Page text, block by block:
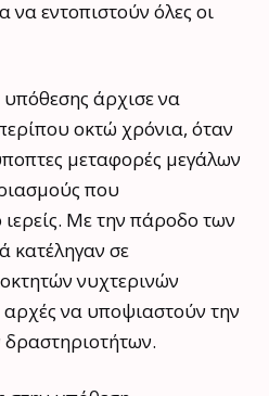
να εντοπιστούν όλες οι
άρχισε να
οκτώ χρόνια, όταν
μεταφορές μεγάλων
που
ιερείς. Με την πάροδο των
κατέληγαν σε
νυχτερινών
αρχές να υποψιαστούν την